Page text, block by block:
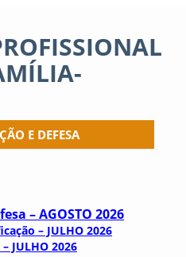
E DEFESA
– AGOSTO 2026
– JULHO 2026
JULHO 2026